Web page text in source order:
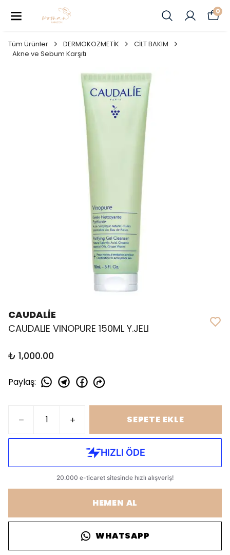
0
Tüm Ürünler DERMOKOZMETİK
CİLT BAKIM
Akne ve Sebum Karşıtı
CAUDALİE
CAUDALIE VINOPURE 150ML Y.JELI
₺ 1,000.00
Paylaş:
SEPETE EKLE
HEMEN AL
WHATSAPP